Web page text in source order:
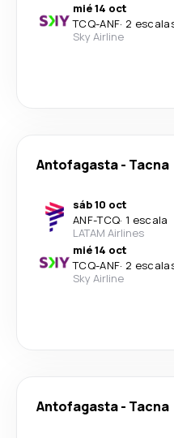
mié 14 oct
TCQ-ANF· 2
Sky Airline
Antofagasta- Tacna
sáb 10 oct
ANF-TCQ· 1 escala
LATAM Airlines
mié 14 oct
TCQ-ANF· 2
Sky Airline
Antofagasta- Tacna